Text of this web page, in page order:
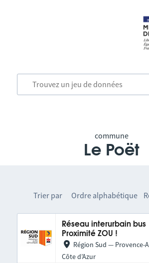
commune
Le Poët
Trier par Ordre alphabétique
Réseau interurbain bus
Proximité ZOU !
Région Sud — Provence-
Côte d’Azur